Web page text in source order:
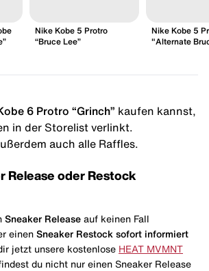
Nike Kobe 5 Protro
“Bruce Lee”
Nike Kobe 5
"Alternate
6 Protro “Grinch” kaufen kannst,
in der Storelist verlinkt.
auch alle Raffles.
Release oder Restock
Sneaker Release auf keinen Fall
einen Sneaker Restock sofort informiert
jetzt unsere kostenlose HEAT MVMNT
findest du nicht nur einen Sneaker Release